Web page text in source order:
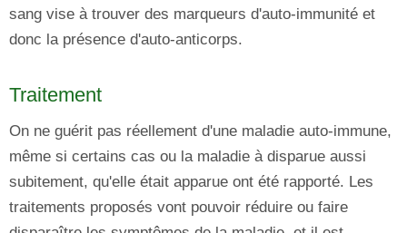
sang vise à trouver des marqueurs d'auto-immunité et
donc la présence d'auto-anticorps.
Traitement
On ne guérit pas réellement d'une maladie auto-immune,
même si certains cas ou la maladie à disparue aussi
subitement, qu'elle était apparue ont été rapporté. Les
traitements proposés vont pouvoir réduire ou faire